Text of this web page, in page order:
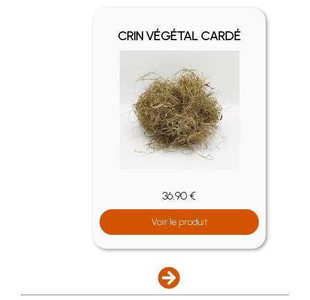
CRIN VÉGÉTAL CARDÉ
36.90 €
Voir le produit